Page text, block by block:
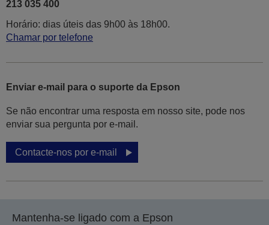
213 035 400
Horário: dias úteis das 9h00 às 18h00.
Chamar por telefone
Enviar e-mail para o suporte da Epson
Se não encontrar uma resposta em nosso site, pode nos
enviar sua pergunta por e-mail.
Contacte-nos por e-mail
Mantenha-se ligado com a Epson